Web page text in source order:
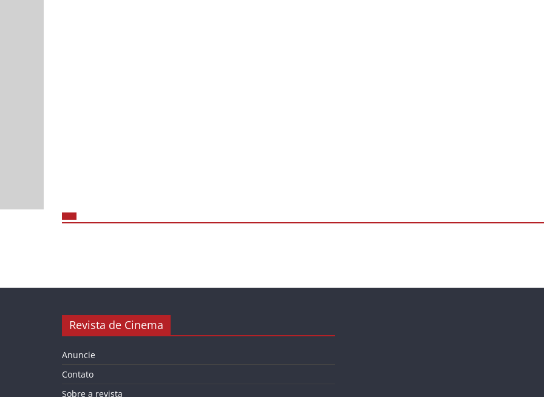
Revista de Cinema
Anuncie
Contato
Sobre a revista